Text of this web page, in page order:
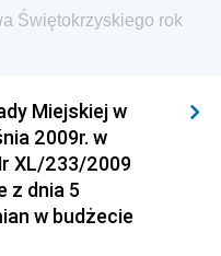
Głównej Straży
Banku Polskiego
Głównej Policji
i Polityki
Świętokrzyskiego rok
Miejskiej w
2009r. w
XL/233/2009
z dnia 5
w budżecie